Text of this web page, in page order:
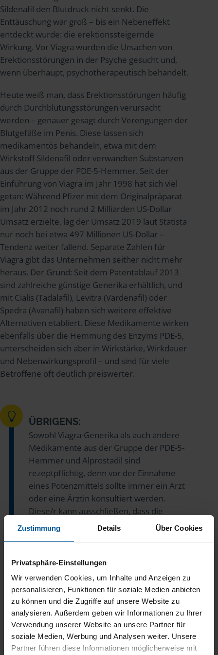
Zustimmung Details Über Cookies
Privatsphäre-Einstellungen
Wir verwenden Cookies, um Inhalte und Anzeigen zu
personalisieren, Funktionen für soziale Medien anbieten
zu können und die Zugriffe auf unsere Website zu
analysieren. Außerdem geben wir Informationen zu Ihrer
Verwendung unserer Website an unsere Partner für
soziale Medien, Werbung und Analysen weiter. Unsere
Partner führen diese Informationen möglicherweise mit
Sildenafil den Blutdruck nicht senkt. Die
Enttäuschung war groß – bis ein Nebeneffekt
entdeckt wurde: die erektionssteigernde
Wirkung. Vor Viagra wurden die Ursachen von
Erektionsstörungen in der Psyche gesucht und,
wenn überhaupt, psychotherapeutisch behandelt.
Heute weiß man, dass Erektionsstörungen häufig
durch Durchblutungsstörungen verursacht
werden – genauer gesagt durch Verengungen der
Blutgefäße im Penis. Diese lassen sich
medikamentös behandeln, etwa mit dem
Wirkstoff Sildenafil oder verwandten Substanzen
aus der Gruppe der PDE-5-Hemmer. Seit der
Einführung von Viagra im Jahr 1998 hat sich viel
getan: Während Pfizer mit dem Originalpräparat
im Jahr 2012 noch rund 2 Milliarden US-Dollar
Umsatz erzielte, lag der Umsatz 2019 laut Statista
nur noch bei etwa 497 Millionen US-Dollar –
Tendenz weiter fallend. Separate Zahlen für
Viagra gibt das Unternehmen seither nicht mehr
heraus. Der Grund: Seit dem Patentablauf 2013
sind zahlreiche günstige Generika erhältlich, und
mit Cialis (Tadalafil), Levitra (Vardenafil) oder
Spedra (Avanafil) haben sich weitere effektive
Alternativen etabliert. Diese Medikamente wirken
ebenfalls über die Hemmung des Enzyms PDE-5,
unterscheiden sich aber in Wirkstärke, Wirkdauer
und Nebenwirkungsprofil – und sind für viele
Betroffene oft deutlich preiswerter.
ÜBRIGENS:
Sowohl Viagra-Generika als auch andere
Medikamente aus der Gruppe der PDE-5-
Hemmer und Alprostadil sind
rezeptpflichtig, denn vor der Einnahme
eines Potenzmittels sollte immer ein Arzt
oder eine Ärztin konsultiert werden.
Diese/r kann ausschließen, dass die
Einnahme von Viagra Wechselwirkungen
Zudem wird dringend davon abgeraten,
Potenzmittel ohne Rezept aus dem
Internet zu bestellen. Denn:
Verschreibungspflichtige Potenzmittel wie
Viagra, die ohne Rezept gekauft werden,
können aus verschiedenen Gründen ein
Risiko für die Gesundheit darstellen.